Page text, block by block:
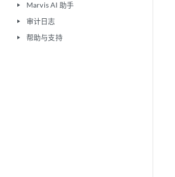
play_arrow Marvis AI 助手
play_arrow 审计日志
play_arrow 帮助与支持